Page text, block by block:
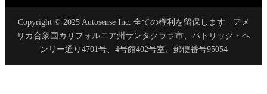
Copyright © 2025 Autosense Inc. 全ての権利を留保します · アメ
リカ合衆国カリフォルニア州サンタクララ市、パトリック・ヘ
ンリー通り4701号、4号館402号室、郵便番号95054